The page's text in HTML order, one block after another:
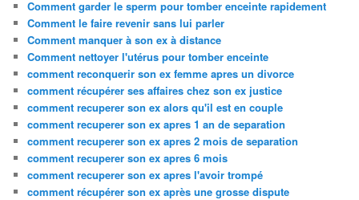
Comment garder le sperm pour tomber enceinte rapidement
Comment le faire revenir sans lui parler
Comment manquer à son ex à distance
Comment nettoyer l'utérus pour tomber enceinte
comment reconquerir son ex femme apres un divorce
comment récupérer ses affaires chez son ex justice
comment recuperer son ex alors qu'il est en couple
comment recuperer son ex apres 1 an de separation
comment recuperer son ex apres 2 mois de separation
comment recuperer son ex apres 6 mois
comment recuperer son ex apres l'avoir trompé
comment récupérer son ex après une grosse dispute